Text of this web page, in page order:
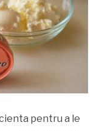
pentru a le